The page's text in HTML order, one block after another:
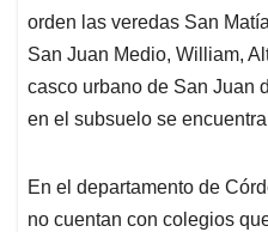
orden las veredas San
San Juan Medio, William,
casco urbano de San Juan
en el subsuelo se
En el departamento de
no cuentan con colegios